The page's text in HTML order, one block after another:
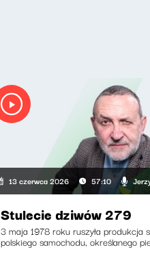
13 czerwca 2026 57:10
Stulecie dziwów 279
3 maja 1978 roku ruszyła produkcja
polskiego samochodu, określanego